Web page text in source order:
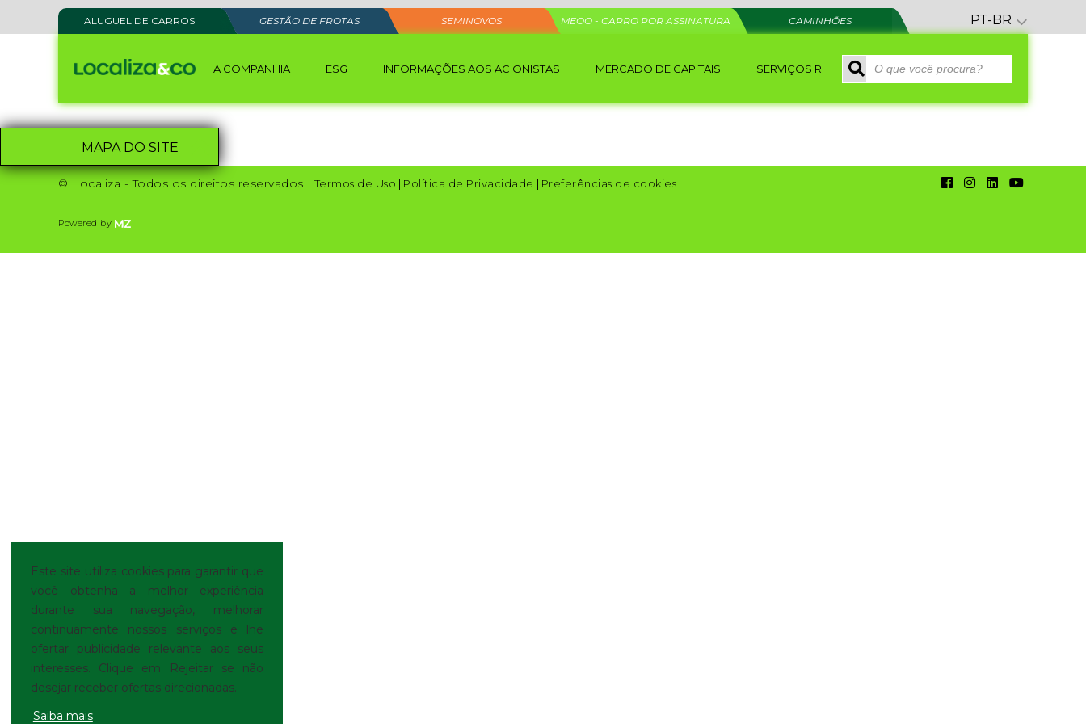
Este site utiliza cookies para garantir que
você obtenha a melhor experiência
durante sua navegação, melhorar
continuamente nossos serviços e lhe
ofertar publicidade relevante aos seus
interesses. Clique em Rejeitar se não
desejar receber ofertas direcionadas.
Saiba mais
ALUGUEL DE CARROS GESTÃO DE FROTAS SEMINOVOS MEOO - CARRO POR ASSINATURA CAMINHÕES PT-BR
A COMPANHIA ESG INFORMAÇÕES AOS ACIONISTAS MERCADO DE CAPITAIS SERVIÇOS RI
MAPA DO SITE
© Localiza - Todos os direitos reservados Termos de Uso | Política de Privacidade | Preferências de cookies
Powered by